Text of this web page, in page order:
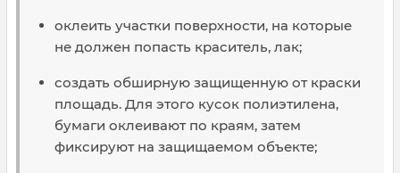
оклеить участки поверхности, на которые
не должен попасть краситель, лак;
создать обширную защищенную от краски
площадь. Для этого кусок полиэтилена,
бумаги оклеивают по краям, затем
фиксируют на защищаемом объекте;